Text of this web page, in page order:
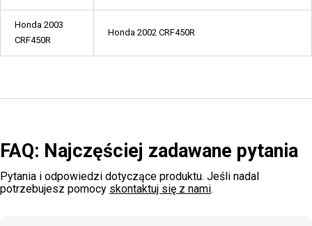
Honda 2003
CRF450R
Honda 2002 CRF450R
FAQ: Najczęściej zadawane pytania
Pytania i odpowiedzi dotyczące produktu. Jeśli nadal
potrzebujesz pomocy skontaktuj się z nami.